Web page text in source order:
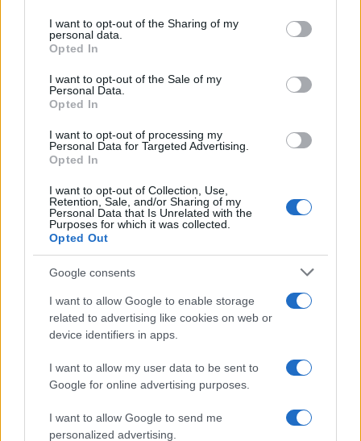
not limited to your visit or usage behaviour. You may click to
grant or deny consent to Google and its third-party tags to
use your data for below specified purposes in below Google
consent section.
I want to opt-out of the Sharing of my
personal data.
Opted In
I want to opt-out of the Sale of my
Personal Data.
Opted In
I want to opt-out of processing my
Personal Data for Targeted Advertising.
Opted In
I want to opt-out of Collection, Use,
Retention, Sale, and/or Sharing of my
Personal Data that Is Unrelated with the
Purposes for which it was collected.
Opted Out
Google consents
I want to allow Google to enable storage
related to advertising like cookies on web or
device identifiers in apps.
I want to allow my user data to be sent to
Google for online advertising purposes.
I want to allow Google to send me
personalized advertising.
dimensioniESGpiù ampie. Sul piano ambientale,
privilegia colture resilienti e biodiversità agricola.
competenze culinarie familiari e
condivisione del
elementi che rafforzano comunità e saperi.
Sul piano della governance, la scelta di produttori
trasparenti, etiche chiare e pratiche responsabili
contribuisce a una domanda più consapevole.
Integrare questi aspetti nel carrello significa
assegnare valore non solo alle calorie e al prezzo,
rispetto delle persone e dei territori.
Il percorso verso una Dieta Mediterranea più
sostenibile non richiede rinunce drastiche: bastano
stagionalità, porzioni misurate e cucina di recupero.
punto d’incontro stabile, capace di durare nel